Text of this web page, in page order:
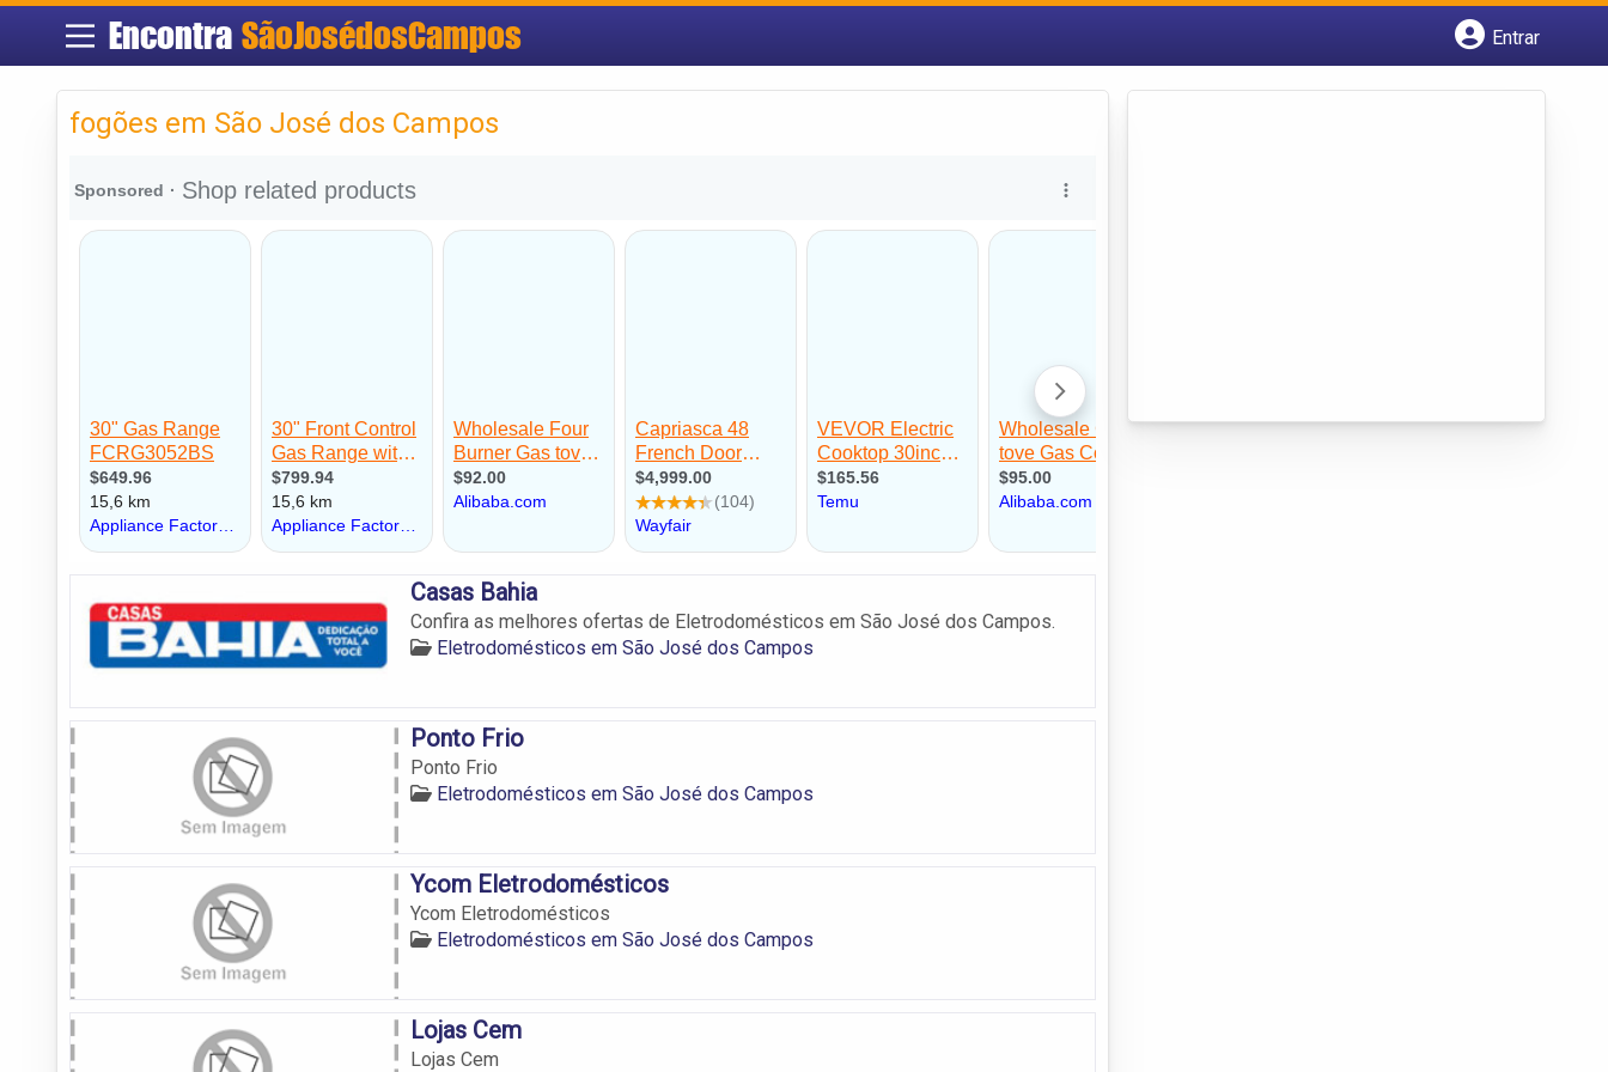
Encontra SãoJosédosCampos
Entrar
fogões em São José dos Campos
Casas Bahia
Confira as melhores ofertas de Eletrodomésticos em São José dos Campos.
Eletrodomésticos em São José dos Campos
Ponto Frio
Ponto Frio
Eletrodomésticos em São José dos Campos
Ycom Eletrodomésticos
Ycom Eletrodomésticos
Eletrodomésticos em São José dos Campos
Lojas Cem
Lojas Cem